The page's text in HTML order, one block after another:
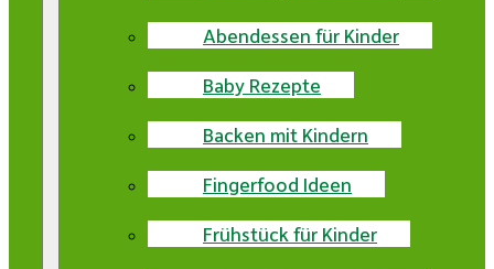
Abendessen für Kinder
Baby Rezepte
Backen mit Kindern
Fingerfood Ideen
Frühstück für Kinder